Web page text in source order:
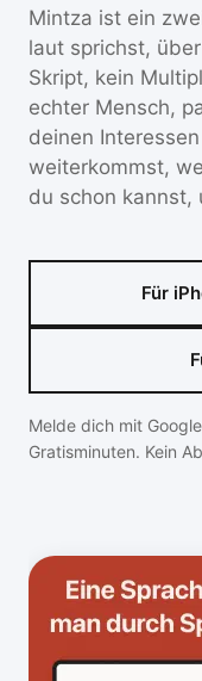
Mintza ist ein
laut sprichst,
Skript, kein
echter Mensch,
deinen
weiterkommst,
du schon kannst,
Für
Melde dich mit
Gratisminuten. Kein